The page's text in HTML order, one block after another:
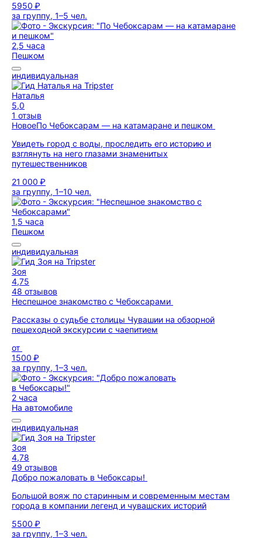
5950 ₽
за группу, 1–5 чел.
2,5 часа
Пешком
индивидуальная
Наталья
5,0
1 отзыв
НовоеПо Чебоксарам — на катамаране и пешком
Увидеть город с воды, проследить его историю и
взглянуть на него глазами знаменитых
путешественников
21 000 ₽
за группу, 1–10 чел.
1,5 часа
Пешком
индивидуальная
Зоя
4,75
48 отзывов
Неспешное знакомство с Чебоксарами
Рассказы о судьбе столицы Чувашии на обзорной
пешеходной экскурсии с чаепитием
от
1500 ₽
за группу, 1–3 чел.
2 часа
На автомобиле
индивидуальная
Зоя
4,78
49 отзывов
Добро пожаловать в Чебоксары!
Большой вояж по старинным и современным местам
города в компании легенд и чувашских историй
5500 ₽
за группу, 1–3 чел.